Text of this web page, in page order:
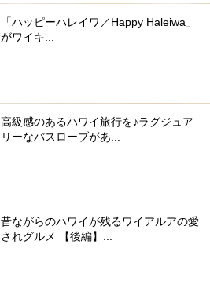
「ハッピーハレイワ／Happy Haleiwa」
がワイキ...
高級感のあるハワイ旅行を♪ラグジュア
リーなバスローブがあ...
昔ながらのハワイが残るワイアルアの愛
されグルメ 【後編】...